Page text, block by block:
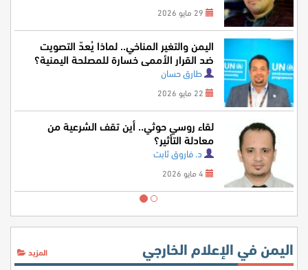
اليمن والتغير المناخي.. لماذا يُعدّ التصويت
ضد القرار الأممي خسارة للمصلحة اليمنية؟
طارق حسان
لقاء روسي حوثي.. أين تقف الشرعية من
معادلة التأثير؟
د. فاروق ثابت
اليمن في الإعلام الخارجي المزيد